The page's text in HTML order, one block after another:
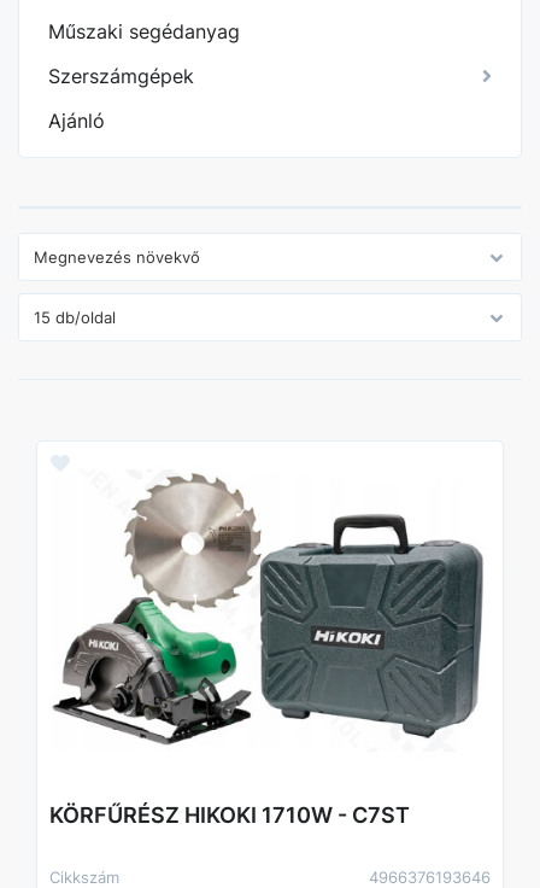
Műszaki segédanyag
Szerszámgépek
Ajánló
KÖRFŰRÉSZ HIKOKI 1710W - C7ST
Cikkszám
4966376193646